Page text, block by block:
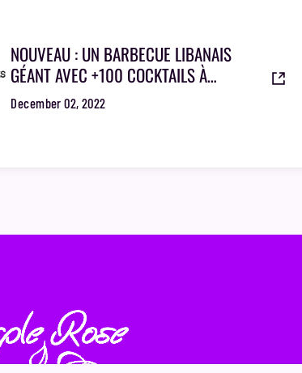
NOUVEAU : UN BARBECUE LIBANAIS
GÉANT AVEC +100 COCKTAILS À
BRUXELLES
December 02, 2022